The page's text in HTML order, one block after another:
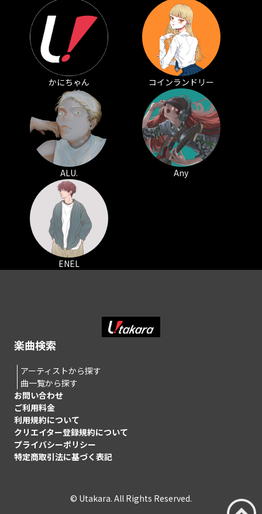
かにちゃん コインランドリー
ALU. Any
ENEL
楽曲検索
アーティストから探す
曲一覧から探す
お問い合わせ
ご利用料金
利用規約について
クリエイター登録規約について
プライバシーポリシー
特定商取引法に基づく表記
© Utakara. All Rights Reserved.